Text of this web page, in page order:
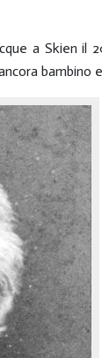
a Skien